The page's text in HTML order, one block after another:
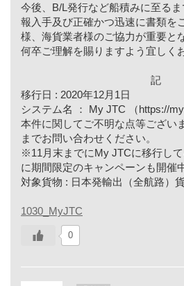
今後、B/L発⾏など船積みに⾄る
報⼊⼿及び正確かつ迅速に書類を
様、海貨業者様のご協⼒が重要と
何卒ご理解を賜りますよう宜しく
記
移⾏⽇ : 2020年12⽉1⽇
システム名 ： My JTC （https://
本件に関してご不明な点等ござい
までお問い合わせください。
※11⽉末までにMy JTCに移⾏し
に期間限定のキャンペーンも開催
対象貨物 : ⽇本発輸出（全航路）
1030_MyJTC
0